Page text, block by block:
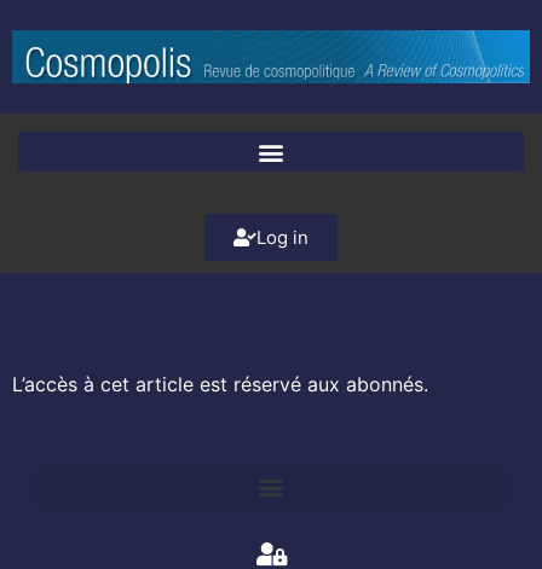
Log in
L’accès à cet article est réservé aux abonnés.